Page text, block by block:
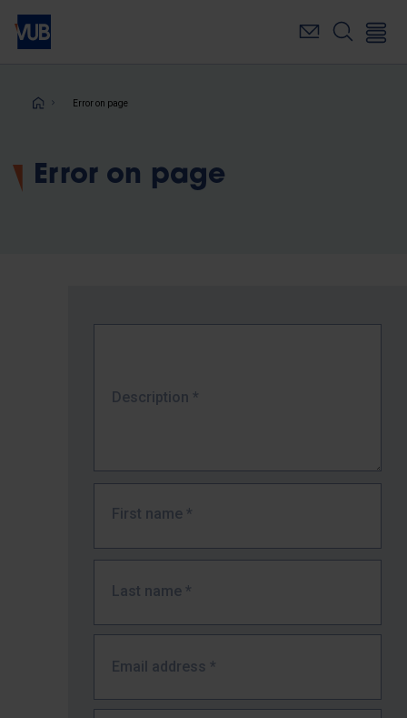
Skip
main
Breadcrumb
Error on page
Error on page
Description *
First name *
Last name *
Email address *